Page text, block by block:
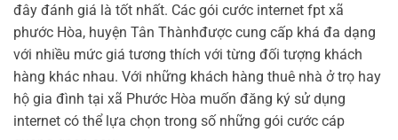
đây đánh giá là tốt nhất. Các gói cước internet fpt xã
phước Hòa, huyện Tân Thànhđược cung cấp khá đa dạng
với nhiều mức giá tương thích với từng đối tượng khách
hàng khác nhau. Với những khách hàng thuê nhà ở trọ hay
hộ gia đình tại xã Phước Hòa muốn đăng ký sử dụng
internet có thể lựa chọn trong số những gói cước cáp